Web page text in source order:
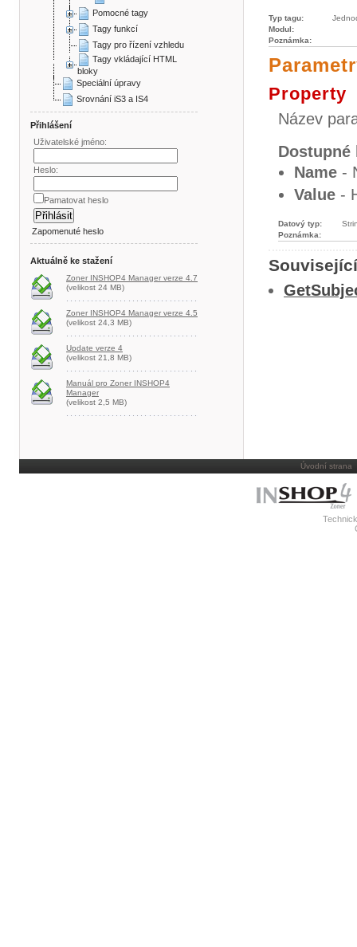
Pomocné tagy
Tagy funkcí
Tagy pro řízení vzhledu
Tagy vkládající HTML
bloky
Speciální úpravy
Srovnání iS3 a IS4
Přihlášení
Uživatelské jméno:
Heslo:
Pamatovat heslo
Zapomenuté heslo
Aktuálně ke stažení
Zoner INSHOP4 Manager verze 4.7
(velikost 24 MB)
Zoner INSHOP4 Manager verze 4.5
(velikost 24,3 MB)
Update verze 4
(velikost 21,8 MB)
Manuál pro Zoner INSHOP4
Manager
(velikost 2,5 MB)
Typ tagu:
Modul:
Poznámka:
Property
Název
Dostupné
Name -
Value -
Datový typ:
Poznámka:
Úvodní strana